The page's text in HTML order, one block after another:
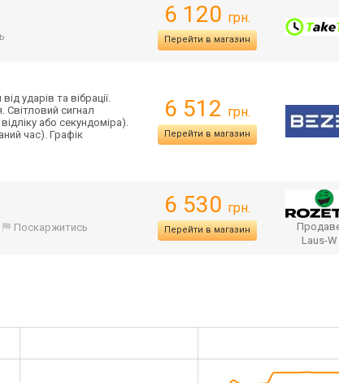
6 120 грн.
Перейти в магазин
ударів та вібрації.
Світловий сигнал
або секундоміра).
час). Графік
6 512 грн.
Перейти в магазин
Поскаржитись
6 530 грн.
Перейти в магазин
Laus-W